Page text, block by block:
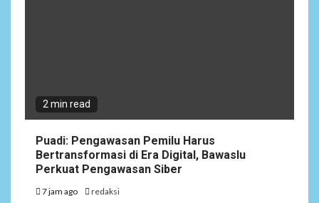
2 min read
Puadi: Pengawasan Pemilu Harus
Bertransformasi di Era Digital, Bawaslu
Perkuat Pengawasan Siber
7 jam ago redaksi